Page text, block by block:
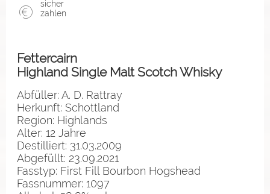
sicher
zahlen
Fettercairn
Highland Single Malt Scotch Whisky
Abfüller: A. D. Rattray
Herkunft: Schottland
Region: Highlands
Alter: 12 Jahre
Destilliert: 31.03.2009
Abgefüllt: 23.09.2021
Fasstyp: First Fill Bourbon Hogshead
Fassnummer: 1097